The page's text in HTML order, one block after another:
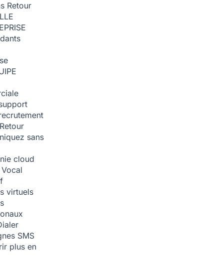
Retour
Retour
sans
cloud
virtuels
SMS
plus en